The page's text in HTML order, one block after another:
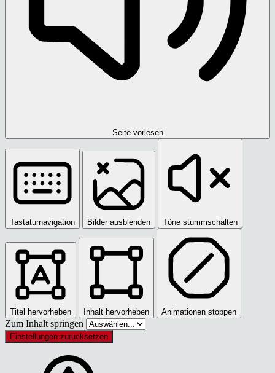
Seite vorlesen
Tastaturnavigation Bilder ausblenden Töne stummschalten
Titel hervorheben Inhalt hervorheben Animationen stoppen
Zum Inhalt springen
Einstellungen zurücksetzen